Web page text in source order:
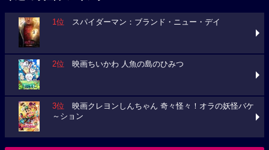
1位 スパイダーマン：ブランド・ニュー・デイ
2位 映画ちいかわ 人魚の島のひみつ
3位 映画クレヨンしんちゃん 奇々怪々！オラの妖怪バケ
～ション